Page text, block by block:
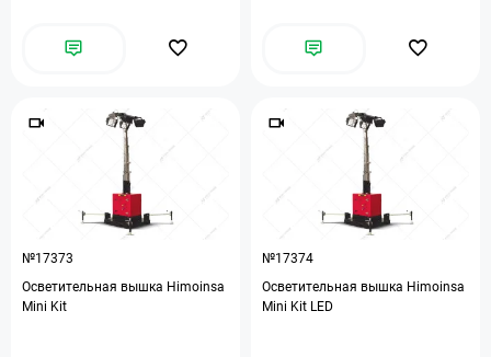
№17373
Осветительная вышка Himoinsa
Mini Kit
№17374
Осветительная вышка Himoinsa
Mini Kit LED